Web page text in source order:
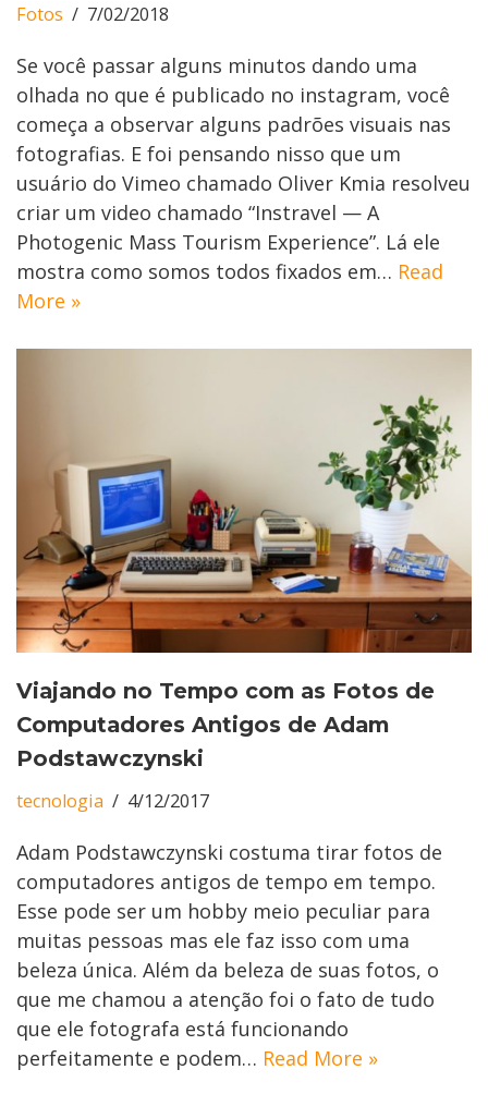
Fotos 7/02/2018
Se você passar alguns minutos dando uma
olhada no que é publicado no instagram, você
começa a observar alguns padrões visuais nas
fotografias. E foi pensando nisso que um
usuário do Vimeo chamado Oliver Kmia resolveu
criar um video chamado “Instravel — A
Photogenic Mass Tourism Experience”. Lá ele
mostra como somos todos fixados em… Read
More »
Viajando no Tempo com as Fotos de
Computadores Antigos de Adam
Podstawczynski
tecnologia 4/12/2017
Adam Podstawczynski costuma tirar fotos de
computadores antigos de tempo em tempo.
Esse pode ser um hobby meio peculiar para
muitas pessoas mas ele faz isso com uma
beleza única. Além da beleza de suas fotos, o
que me chamou a atenção foi o fato de tudo
que ele fotografa está funcionando
perfeitamente e podem… Read More »